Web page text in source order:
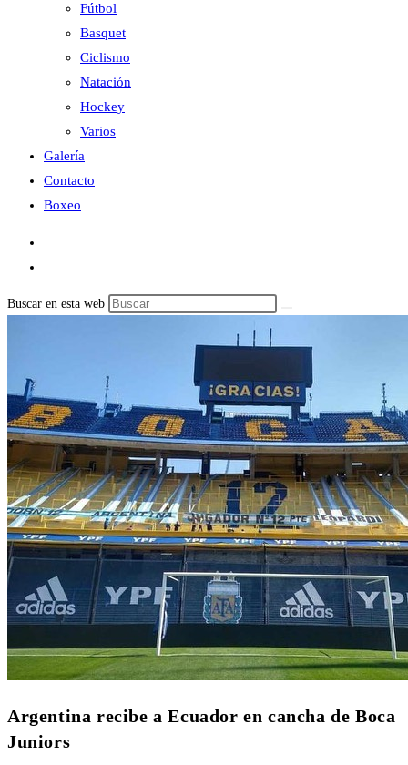
Fútbol
Basquet
Ciclismo
Natación
Hockey
Varios
Galería
Contacto
Boxeo
Buscar en esta web
Argentina recibe a Ecuador en cancha de Boca
Juniors